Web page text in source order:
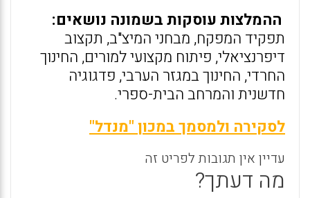
ההמלצות עוסקות בשמונה נושאים:
תפקיד המפקח, מבחני המיצ"ב, תקצוב
דיפרנציאלי, פיתוח מקצועי למורים, החינוך
החרדי, החינוך במגזר הערבי, פדגוגיה
חדשנית והמרחב הבית-ספרי.
לסקירה ולמסמך במכון "מנדל"
עדיין אין תגובות לפריט זה
מה דעתך?